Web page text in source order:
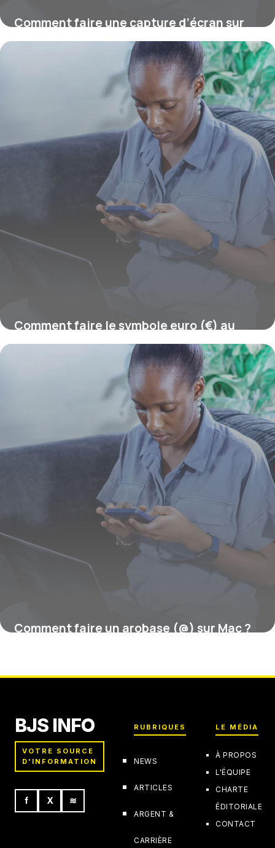
Comment faire une capture d’écran sur
Windows ?
Comment faire le symbole euro (€) au
clavier ?
Comment faire un arobase (@) sur Mac ?
BJS INFO
VOTRE SOURCE
D'INFORMATION
f X ≋
RUBRIQUES
NEWS
ARTICLES
ARGENT &
CARRIÈRE
LE MÉDIA
À PROPOS
L'ÉQUIPE
CHARTE
ÉDITORIALE
CONTACT